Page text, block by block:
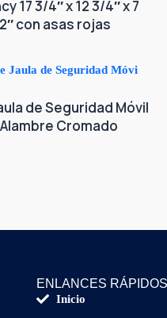
17 3/4″ x 12 3/4″ x 7
con asas rojas
de Seguridad Móvil
Cromado
ENLANCES RÁPIDOS
Inicio